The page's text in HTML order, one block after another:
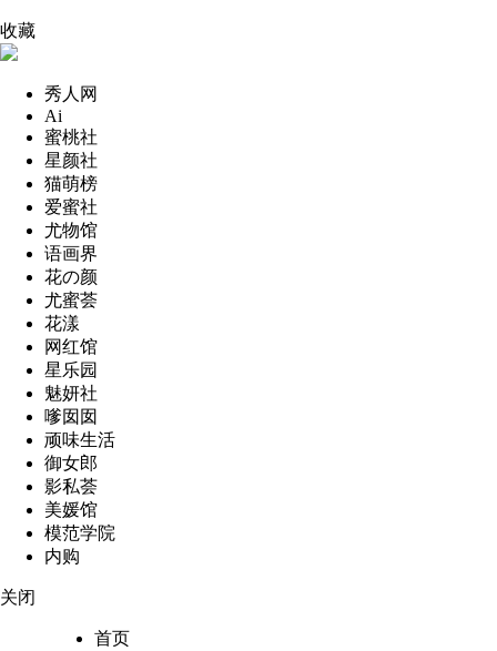
收藏
秀人网
Ai
蜜桃社
星颜社
猫萌榜
爱蜜社
尤物馆
语画界
花の颜
尤蜜荟
花漾
网红馆
星乐园
魅妍社
嗲囡囡
顽味生活
御女郎
影私荟
美媛馆
模范学院
内购
关闭
首页